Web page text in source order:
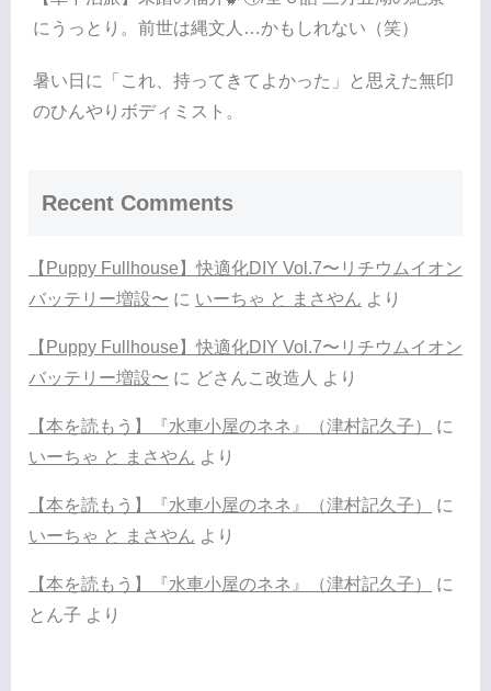
にうっとり。前世は縄文人…かもしれない（笑）
暑い日に「これ、持ってきてよかった」と思えた無印
のひんやりボディミスト。
Recent Comments
【Puppy Fullhouse】快適化DIY Vol.7〜リチウムイオン
バッテリー増設〜 に いーちゃ と まさやん より
【Puppy Fullhouse】快適化DIY Vol.7〜リチウムイオン
バッテリー増設〜 に どさんこ改造人 より
【本を読もう】『水車小屋のネネ』（津村記久子）
に
いーちゃ と まさやん より
【本を読もう】『水車小屋のネネ』（津村記久子）
に
いーちゃ と まさやん より
【本を読もう】『水車小屋のネネ』（津村記久子）
に
とん子 より